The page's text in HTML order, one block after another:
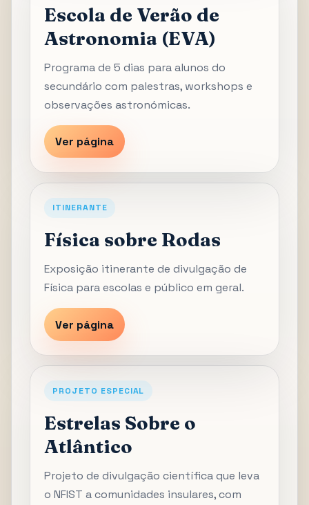
Escola de Verão de
Astronomia (EVA)
Programa de 5 dias para alunos do
secundário com palestras, workshops e
observações astronómicas.
Ver página
ITINERANTE
Física sobre Rodas
Exposição itinerante de divulgação de
Física para escolas e público em geral.
Ver página
PROJETO ESPECIAL
Estrelas Sobre o
Atlântico
Projeto de divulgação científica que leva
o NFIST a comunidades insulares, com